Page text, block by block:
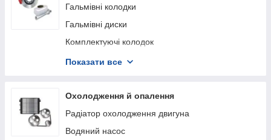
Кермова рейка та кріплення
Пружини та ресори
Підшипник карданного вала
Опора амортизатора
Стійки та втулки стабілізатора
Пильники та відбійники амортизаторів
Болти/гайки кріплення колеса
Гальмівні колодки
Гальмівні диски
Комплектуючі колодок
Гальмівний шланг
Датчик АБС
Датчик зносу гальмівних колодок
Датчик стоп сигналу
Показати все
Охолодження й опалення
Радіатор охолодження двигуна
Водяний насос